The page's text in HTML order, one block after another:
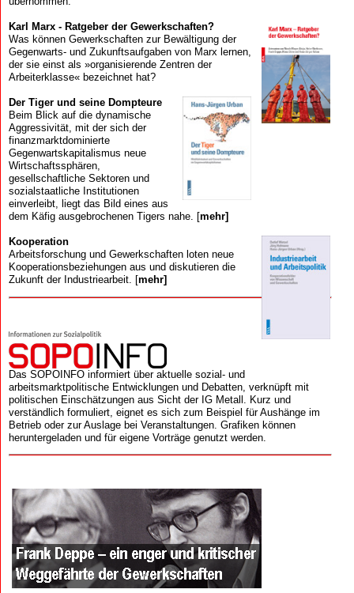
Karl Marx - Ratgeber der Gewerkschaften?
Was können Gewerkschaften zur Bewältigung der
Gegenwarts- und Zukunftsaufgaben von Marx lernen,
der sie einst als »organisierende Zentren der
Arbeiterklasse« bezeichnet hat?
Der Tiger und seine Dompteure
Beim Blick auf die dynamische
Aggressivität, mit der sich der
finanzmarkt­dominierte
Gegenwartskapitalismus neue
Wirtschaftssphären,
gesellschaftliche Sektoren und
sozialstaatliche Institutionen
einverleibt, liegt das Bild eines aus
dem Käfig ausgebrochenen Tigers nahe. [mehr]
Kooperation
Arbeits­forschung und Gewerk­schaften loten neue
Kooperations­beziehungen aus und diskutieren die
Zukunft der Industriearbeit. [mehr]
Das SOPOINFO informiert über aktuelle sozial- und
arbeitsmarktpolitische Entwicklungen und Debatten, verknüpft mit
politischen Einschätzungen aus Sicht der IG Metall. Kurz und
verständlich formuliert, eignet es sich zum Beispiel für Aushänge im
Betrieb oder zur Auslage bei Veranstaltungen. Grafiken können
heruntergeladen und für eigene Vorträge genutzt werden.